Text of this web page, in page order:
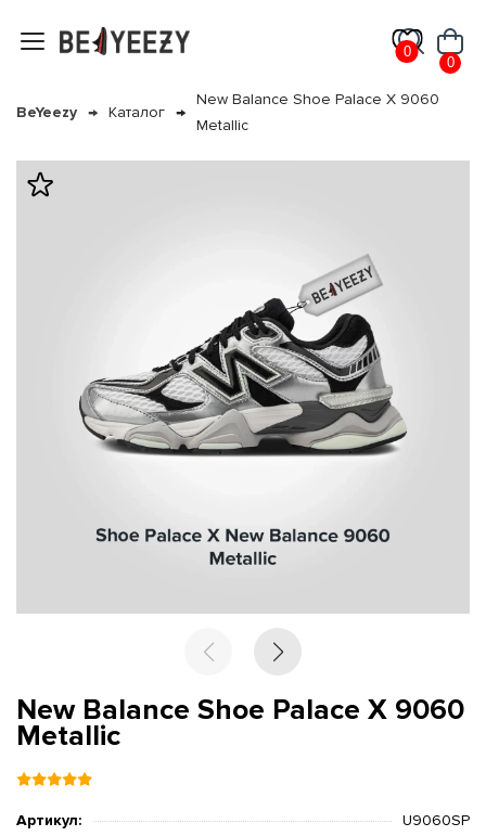
0
0
BeYeezy Каталог
New Balance Shoe Palace X 9060
Metallic
New Balance Shoe Palace X 9060
Metallic
Артикул:
U9060SP